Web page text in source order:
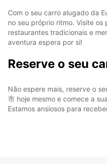
Com o seu carro alugado da
no seu próprio ritmo. Visite
restaurantes tradicionais e
aventura espera por si!
Reserve o seu
Não espere mais, reserve o
市 hoje mesmo e comece a
Estamos ansiosos para